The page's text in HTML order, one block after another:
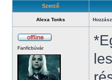
Szerző
Alexa Tonks
Fanficbúvár